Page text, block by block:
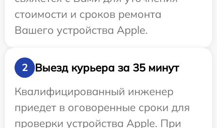
стоимости и сроков ремонта
Вашего устройства Apple.
2
Выезд курьера за 35 минут
Квалифицированный инженер
приедет в оговоренные сроки для
проверки устройства Apple. При